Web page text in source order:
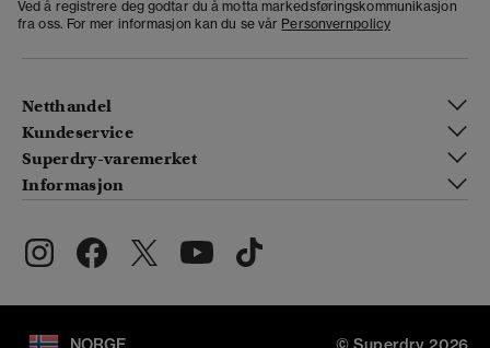
Ved å registrere deg godtar du å motta markedsføringskommunikasjon
fra oss. For mer informasjon kan du se vår Personvernpolicy
Netthandel
Kundeservice
Superdry-varemerket
Informasjon